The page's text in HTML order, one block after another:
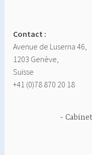
Contact :
Avenue de Luserna 46,
1203 Genève,
Suisse
+41 (0)78 870 20 18